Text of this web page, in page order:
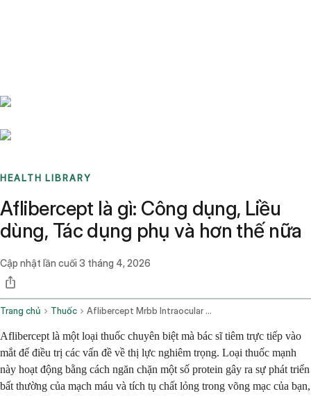
HEALTH LIBRARY
Aflibercept là gì: Công dụng, Liều
dùng, Tác dụng phụ và hơn thế nữa
Cập nhật lần cuối 3 tháng 4, 2026
Trang chủ Thuốc Aflibercept Mrbb Intraocular Route
Aflibercept là một loại thuốc chuyên biệt mà bác sĩ tiêm trực tiếp vào
mắt để điều trị các vấn đề về thị lực nghiêm trọng. Loại thuốc mạnh
này hoạt động bằng cách ngăn chặn một số protein gây ra sự phát triển
bất thường của mạch máu và tích tụ chất lỏng trong võng mạc của bạn,